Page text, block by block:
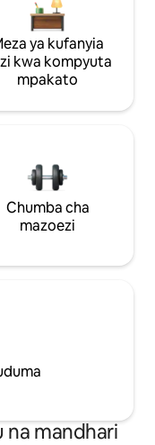
ya kufanyia
kwa kompyuta
mpakato
Chumba cha
mazoezi
na mandhari